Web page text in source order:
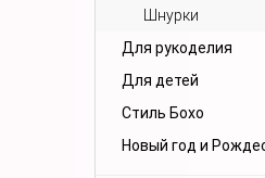
Шнурки
Для рукоделия
Для детей
Стиль Бохо
Новый год и